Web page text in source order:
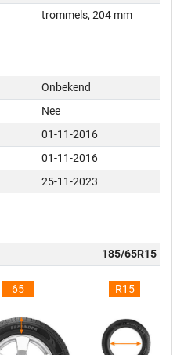
trommels, 204 mm
Onbekend
Nee
01-11-2016
01-11-2016
25-11-2023
185/65R15
65 R15